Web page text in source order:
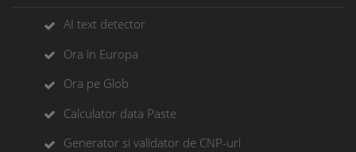
AI text detector
Ora in Europa
Ora pe Glob
Calculator data Paste
Generator si validator de CNP-uri